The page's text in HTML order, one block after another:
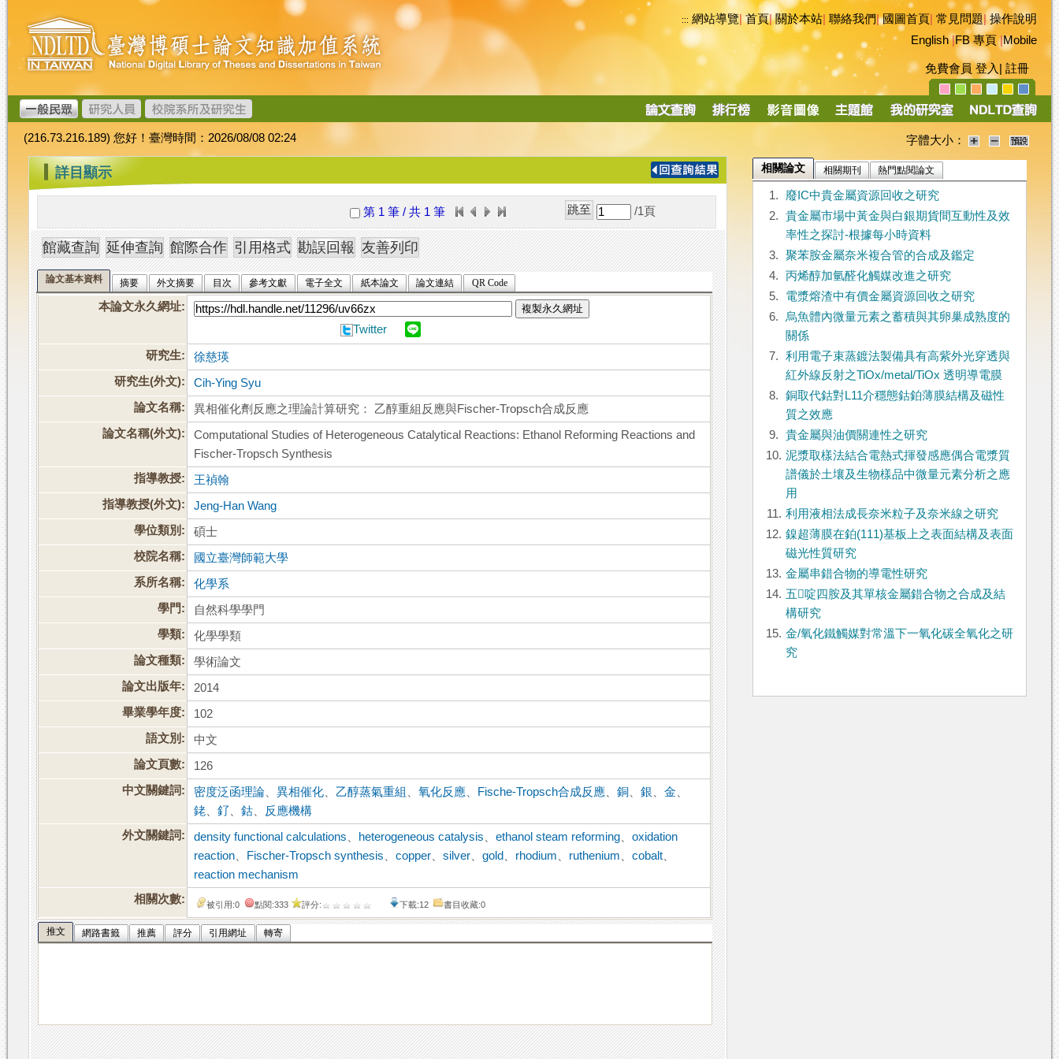
跳
到
主
要
內
容
臺
灣
博
碩
士
論
文
加
值
系
統
::: 網站導覽|首頁|關於本站 聯絡我們|國圖首頁 常見問題|操作說明
English|FB 專頁|Mobile
免費會員 登入 註冊
導
(216.73.216.189) 您好！臺灣時間：2026/08/08 02:24 字體大小：
::: 詳目顯示
第 1 筆 / 共 1 筆 /1 頁
論文基本資料 摘要 外文摘要 目次 參考文獻 電子全文 紙本論文 論文連結 QR Code
本論文永久網址: 複製永久網址
Twitter
研究生:
徐慈瑛
研究生(外文):
Cih-Ying Syu
論文名稱:
異相催化劑反應之理論計算研究： 乙醇重組反應與Fischer-Tropsch合成反應
論文名稱(外文):
Computational Studies of Heterogeneous Catalytical Reactions: Ethanol Reforming Reactions and
Fischer-Tropsch Synthesis
指導教授:
王禎翰
指導教授(外文):
Jeng-Han Wang
學位類別:
碩士
校院名稱:
國立臺灣師範大學
系所名稱:
化學系
學門:
自然科學學門
學類:
化學學類
論文種類:
學術論文
論文出版年:
2014
畢業學年度:
102
語文別:
中文
論文頁數:
126
中文關鍵詞:
密度泛函理論 、異相催化 、乙醇蒸氣重組 、氧化反應 Fische-Tropsch合成反應 、銅 、銀 、金
銠 、釕 、鈷
反應機構
外文關鍵詞:
density functional calculations heterogeneous catalysis 、ethanol steam reforming 、oxidation
reaction
Fischer-Tropsch synthesis 、copper 、silver 、gold rhodium ruthenium 、cobalt
reaction mechanism
相關次數:
被引用:0 點閱:333 評分: 下載:12 書目收藏:0
推文 網路書籤 推薦 評分 引用網址 轉寄
相關論文 相關期刊 熱門點閱論文
1.
廢IC中貴金屬資源回收之研究
2.
貴金屬市場中黃金與白銀期貨間互動性及效
率性之探討-根據每小時資料
3.
聚苯胺金屬奈米複合管的合成及鑑定
4.
丙烯醇加氫醛化觸媒改進之研究
5.
電漿熔渣中有價金屬資源回收之研究
6.
烏魚體內微量元素之蓄積與其卵巢成熟度的
關係
7.
利用電子束蒸鍍法製備具有高紫外光穿透與
紅外線反射之TiOx/metal/TiOx 透明導電膜
8.
銅取代鈷對L11介穩態鈷鉑薄膜結構及磁性
質之效應
9.
貴金屬與油價關連性之研究
10. 泥漿取樣法結合電熱式揮發感應偶合電漿質
譜儀於土壤及生物樣品中微量元素分析之應
用
11. 利用液相法成長奈米粒子及奈米線之研究
12. 鎳超薄膜在鉑(111)基板上之表面結構及表面
磁光性質研究
13. 金屬串錯合物的導電性研究
14. 五啶四胺及其單核金屬錯合物之合成及結
構研究
15. 金/氧化鐵觸媒對常溫下一氧化碳全氧化之研
究